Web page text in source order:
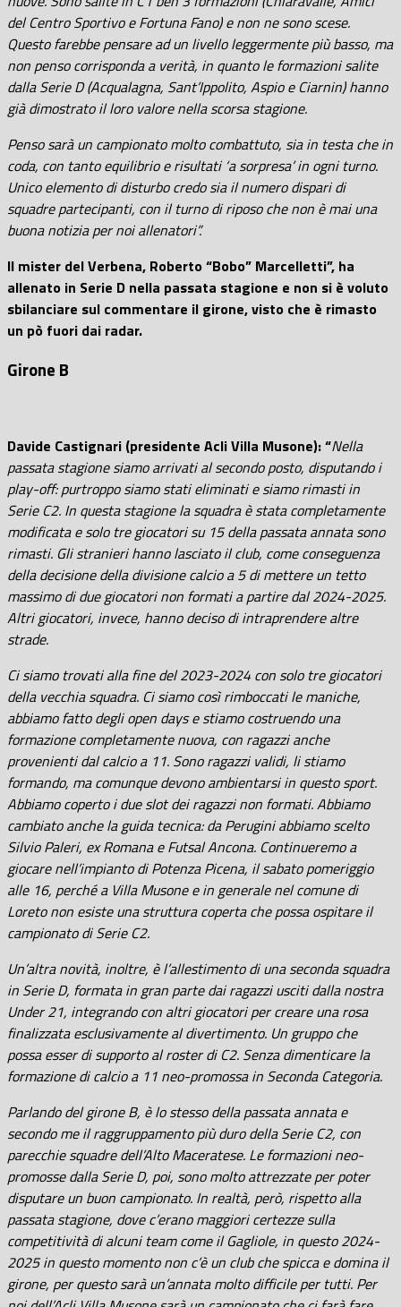
del Centro Sportivo e Fortuna Fano) e non ne sono scese.
Questo farebbe pensare ad un livello leggermente più basso, ma
non penso corrisponda a verità, in quanto le formazioni salite
dalla Serie D (Acqualagna, Sant’Ippolito, Aspio e Ciarnin) hanno
già dimostrato il loro valore nella scorsa stagione.
Penso sarà un campionato molto combattuto, sia in testa che in
coda, con tanto equilibrio e risultati ‘a sorpresa’ in ogni turno.
Unico elemento di disturbo credo sia il numero dispari di
squadre partecipanti, con il turno di riposo che non è mai una
buona notizia per noi allenatori”.
Il mister del Verbena, Roberto “Bobo” Marcelletti”, ha
allenato in Serie D nella passata stagione e non si è voluto
sbilanciare sul commentare il girone, visto che è rimasto
un pò fuori dai radar.
Girone B
Davide Castignari (presidente Acli Villa Musone): “Nella
passata stagione siamo arrivati al secondo posto, disputando i
play-off: purtroppo siamo stati eliminati e siamo rimasti in
Serie C2. In questa stagione la squadra è stata completamente
modificata e solo tre giocatori su 15 della passata annata sono
rimasti. Gli stranieri hanno lasciato il club, come conseguenza
della decisione della divisione calcio a 5 di mettere un tetto
massimo di due giocatori non formati a partire dal 2024-2025.
Altri giocatori, invece, hanno deciso di intraprendere altre
strade.
Ci siamo trovati alla fine del 2023-2024 con solo tre giocatori
della vecchia squadra. Ci siamo così rimboccati le maniche,
abbiamo fatto degli open days e stiamo costruendo una
formazione completamente nuova, con ragazzi anche
provenienti dal calcio a 11. Sono ragazzi validi, li stiamo
formando, ma comunque devono ambientarsi in questo sport.
Abbiamo coperto i due slot dei ragazzi non formati. Abbiamo
cambiato anche la guida tecnica: da Perugini abbiamo scelto
Silvio Paleri, ex Romana e Futsal Ancona. Continueremo a
giocare nell’impianto di Potenza Picena, il sabato pomeriggio
alle 16, perché a Villa Musone e in generale nel comune di
Loreto non esiste una struttura coperta che possa ospitare il
campionato di Serie C2.
Un’altra novità, inoltre, è l’allestimento di una seconda squadra
in Serie D, formata in gran parte dai ragazzi usciti dalla nostra
Under 21, integrando con altri giocatori per creare una rosa
finalizzata esclusivamente al divertimento. Un gruppo che
possa esser di supporto al roster di C2. Senza dimenticare la
formazione di calcio a 11 neo-promossa in Seconda Categoria.
Parlando del girone B, è lo stesso della passata annata e
secondo me il raggruppamento più duro della Serie C2, con
parecchie squadre dell’Alto Maceratese. Le formazioni neo-
promosse dalla Serie D, poi, sono molto attrezzate per poter
disputare un buon campionato. In realtà, però, rispetto alla
passata stagione, dove c’erano maggiori certezze sulla
competitività di alcuni team come il Gagliole, in questo 2024-
2025 in questo momento non c’è un club che spicca e domina il
girone, per questo sarà un’annata molto difficile per tutti. Per